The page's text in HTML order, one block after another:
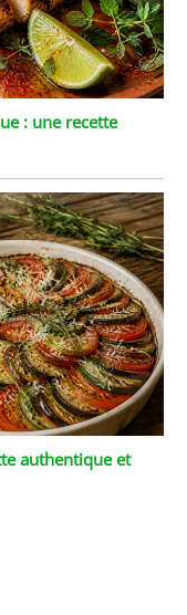
: une recette
authentique et